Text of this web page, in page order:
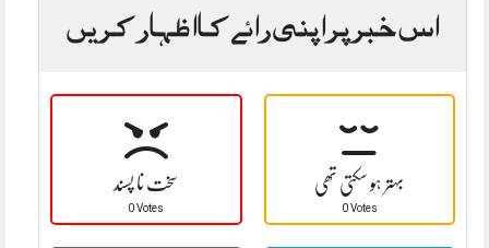
اس خبر پر اپنی رائے کا اظہار کریں
سخت نا پسند
0 Votes
بہتر ہو سکتی تھی
0 Votes